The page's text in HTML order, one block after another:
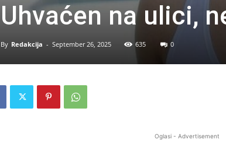
Uhvaćen na ulici,
By Redakcija - September 26, 2025 635 0
Oglasi - Advertisement